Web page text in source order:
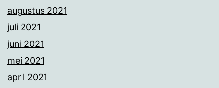
augustus 2021
juli 2021
juni 2021
mei 2021
april 2021